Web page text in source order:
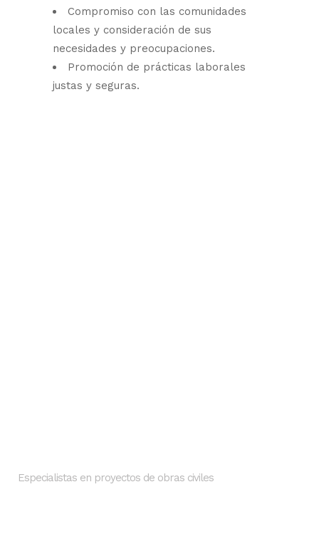
Compromiso con las comunidades
locales y consideración de sus
necesidades y preocupaciones.
Promoción de prácticas laborales
justas y seguras.
Especialistas en proyectos de obras civiles